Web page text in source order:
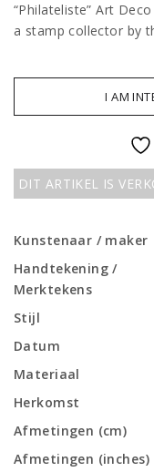
“Philateliste” Art
a stamp collector by
I AM
DIT ARTIKEL IS
Kunstenaar / maker
Handtekening /
Merktekens
Stijl
Datum
Materiaal
Herkomst
Afmetingen (cm)
Afmetingen (inches)